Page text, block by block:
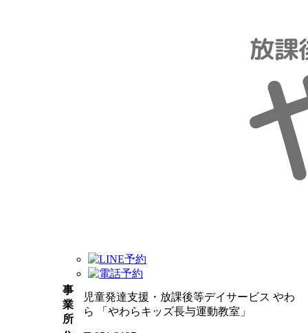
事
業
所
児童発達支援・放課後等デイサービス やわ
ら 「やわらキッズ長与運動教室」